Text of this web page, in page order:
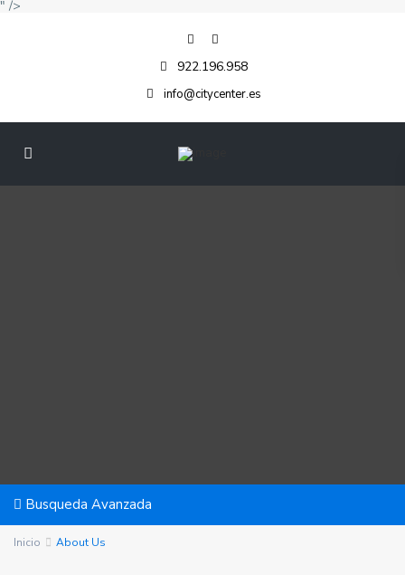
" />
922.196.958
info@citycenter.es
Busqueda Avanzada
Inicio About Us